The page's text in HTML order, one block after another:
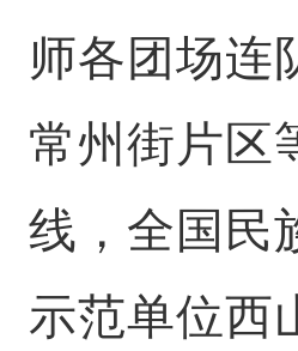
师各团场连
常州街片区
线，全国民
示范单位西